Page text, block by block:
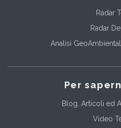
Radar
Radar
Analisi
Per
Blog, Articoli ed
Video